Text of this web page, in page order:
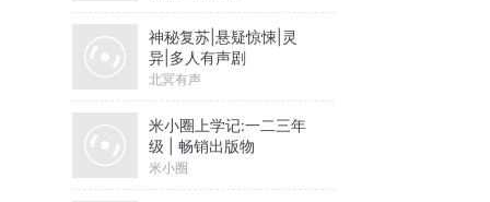
神秘复苏|悬疑惊悚|灵
异|多人有声剧
北冥有声
米小圈上学记:一二三年
级 | 畅销出版物
米小圈